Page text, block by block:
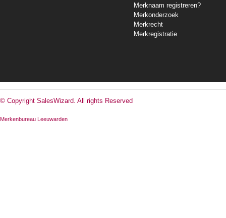
Merknaam registreren?
Merkonderzoek
Merkrecht
Merkregistratie
© Copyright SalesWizard. All rights Reserved
Merkenbureau Leeuwarden